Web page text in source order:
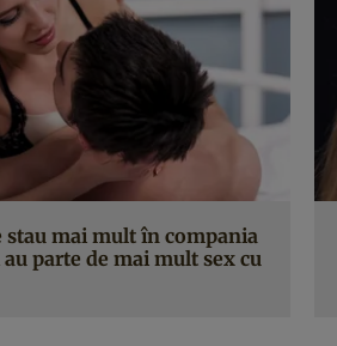
stau mai mult în compania
parte de mai mult sex cu